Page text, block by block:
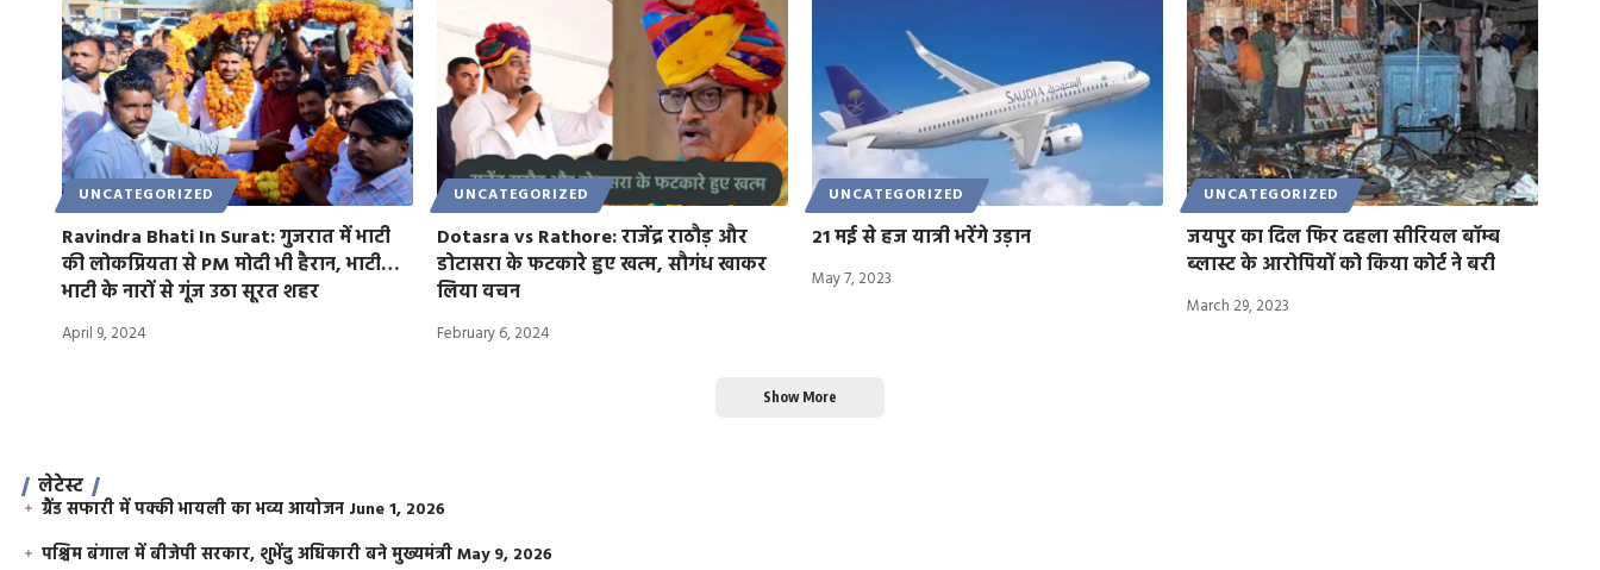
UNCATEGORIZED
Ravindra Bhati In Surat: गुजरात में भाटी
की लोकप्रियता से PM मोदी भी हैरान, भाटी…
भाटी के नारों से गूंज उठा सूरत शहर
April 9, 2024
UNCATEGORIZED
Dotasra vs Rathore: राजेंद्र राठौड़ और
डोटासरा के फटकारे हुए खत्म, सौगंध खाकर
लिया वचन
February 6, 2024
UNCATEGORIZED
21 मई से हज यात्री भरेंगे उड़ान
May 7, 2023
UNCATEGORIZED
जयपुर का दिल फिर दहला सीरियल बाॅम्ब
ब्लास्ट के आरोपियों को किया कोर्ट ने बरी
March 29, 2023
Show More
लेटेस्ट
ग्रैंड सफारी में पक्की भायली का भव्य आयोजन June 1, 2026
पश्चिम बंगाल में बीजेपी सरकार, शुभेंदु अधिकारी बने मुख्यमंत्रीMay 9, 2026